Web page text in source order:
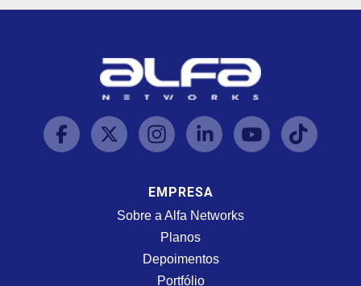
EMPRESA
Sobre a Alfa Networks
Planos
Depoimentos
Portfólio